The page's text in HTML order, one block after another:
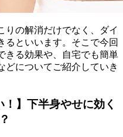
りの解消だけでなく、ダイ
るといいます。そこで今回
きる効果や、自宅でも簡単
どについてご紹介していき
】下半身やせに効く